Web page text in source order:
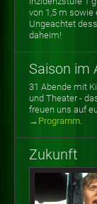
von 1,5 m sowie
Ungeachtet
daheim!
Saison im
31 Abende mit
und Theater -
freuen uns auf
→ Programm.
Zukunft